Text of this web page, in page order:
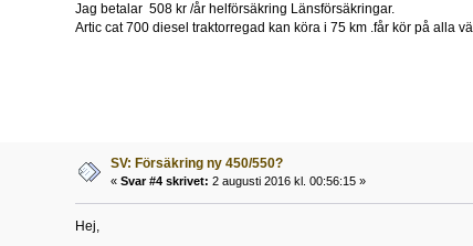
Jag betalar 508 kr /år helförsäkring Länsförsäkringar.
Artic cat 700 diesel traktorregad kan köra i 75 km .får kör på alla
SV: Försäkring ny 450/550?
« Svar #4 skrivet: 2 augusti 2016 kl. 00:56:15 »
Hej,